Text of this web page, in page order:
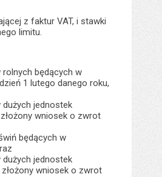
z faktur VAT, i stawki
limitu.
będących w
1 lutego danego roku,
jednostek
wniosek o zwrot
będących w
jednostek
wniosek o zwrot